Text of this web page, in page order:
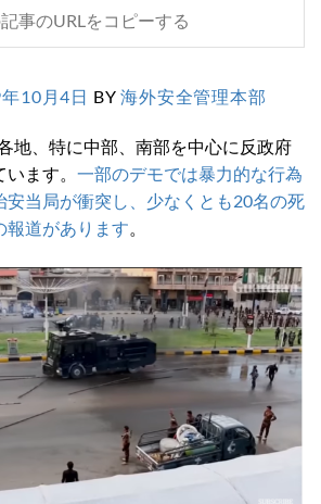
事のURLをコピーする
10月4日 BY海外安全管理本部
地、特に中部、南部を中心に反政府
ます。 一部のデモでは暴力的な行為
安当局が衝突し、少なくとも20名の死
報道があります。